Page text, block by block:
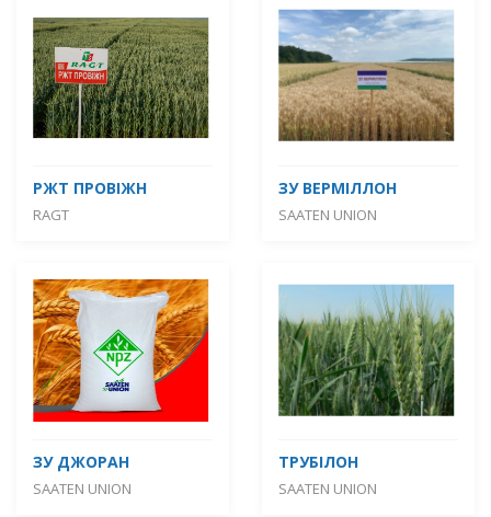
РЖТ ПРОВІЖН
RAGT
ЗУ ВЕРМІЛЛОН
SAATEN UNION
ЗУ ДЖОРАН
SAATEN UNION
ТРУБІЛОН
SAATEN UNION